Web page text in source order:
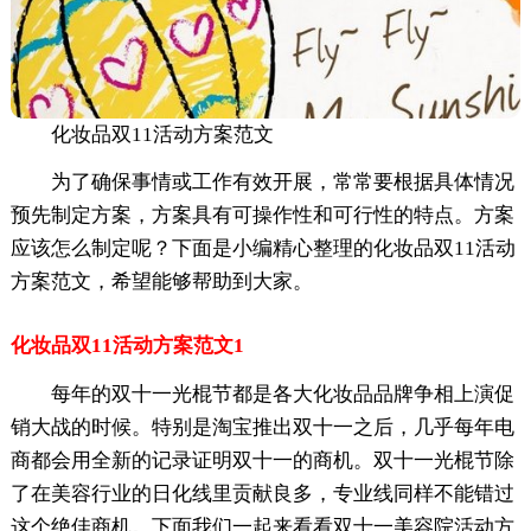
化妆品双11活动方案范文
为了确保事情或工作有效开展，常常要根据具体情况
预先制定方案，方案具有可操作性和可行性的特点。方案
应该怎么制定呢？下面是小编精心整理的化妆品双11活动
方案范文，希望能够帮助到大家。
化妆品双11活动方案范文1
每年的双十一光棍节都是各大化妆品品牌争相上演促
销大战的时候。特别是淘宝推出双十一之后，几乎每年电
商都会用全新的记录证明双十一的商机。双十一光棍节除
了在美容行业的日化线里贡献良多，专业线同样不能错过